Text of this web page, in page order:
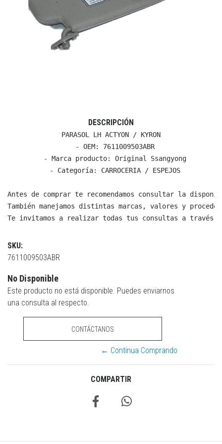
DESCRIPCIÓN
PARASOL LH ACTYON / KYRON
  - OEM: 7611009503ABR
  - Marca producto: Original Ssangyong
  - Categoría: CARROCERIA / ESPEJOS
Antes de comprar te recomendamos consultar la
También manejamos distintas marcas, valores y
Te invitamos a realizar todas tus consultas a través
SKU:
7611009503ABR
No Disponible
Este producto no está disponible. Puedes enviarnos
una consulta al respecto.
CONTÁCTANOS
← Continua Comprando
COMPARTIR